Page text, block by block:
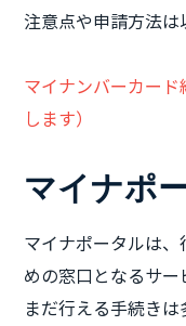
注意点や申請方法は
マイナンバーカー
します）
マイナポ
マイナポータルは
めの窓口となるサー
まだ行える手続き